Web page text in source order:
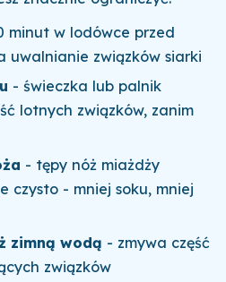
minut w lodówce przed
uwalnianie związków siarki
- świeczka lub palnik
lotnych związków, zanim
- tępy nóż miażdży
czysto - mniej soku, mniej
zimną wodą - zmywa część
związków